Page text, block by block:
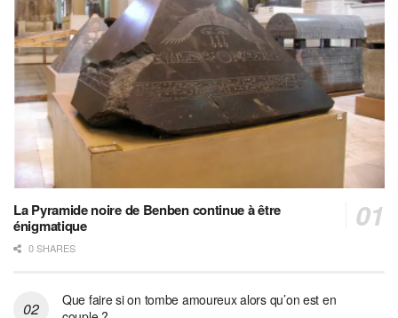
La Pyramide noire de Benben continue à être
énigmatique
0 SHARES
Que faire si on tombe amoureux alors qu’on est en